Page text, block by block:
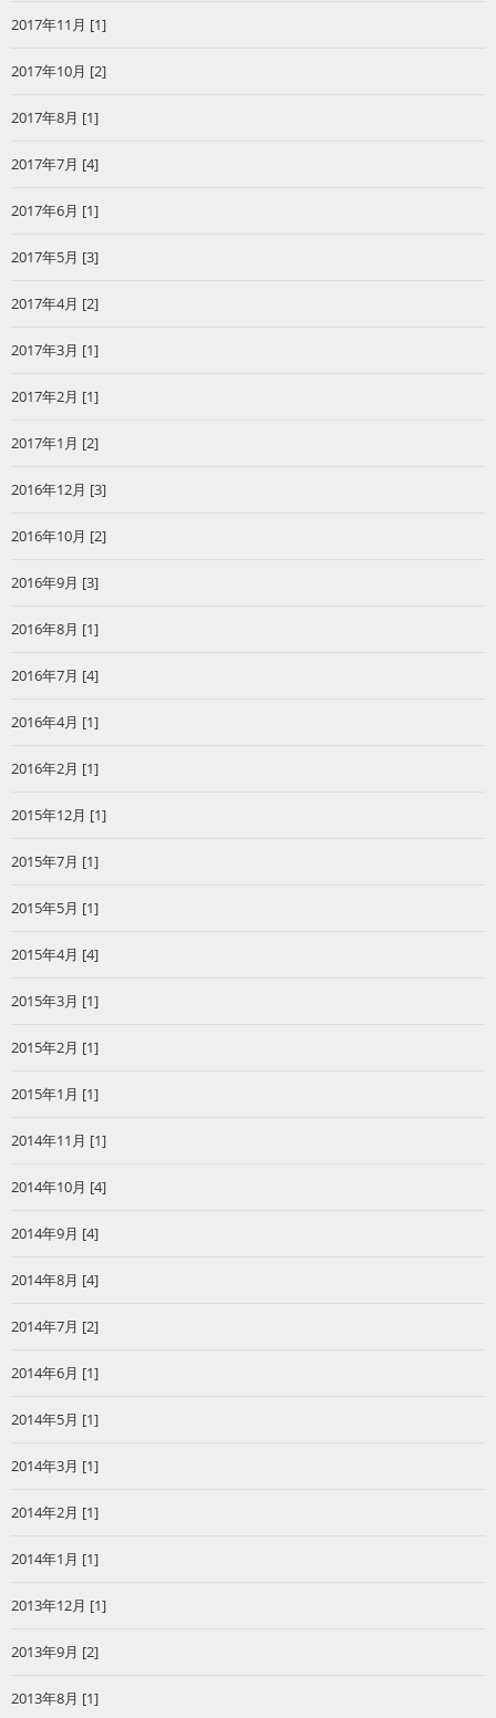
2017年11月 [1]
2017年10月 [2]
2017年8月 [1]
2017年7月 [4]
2017年6月 [1]
2017年5月 [3]
2017年4月 [2]
2017年3月 [1]
2017年2月 [1]
2017年1月 [2]
2016年12月 [3]
2016年10月 [2]
2016年9月 [3]
2016年8月 [1]
2016年7月 [4]
2016年4月 [1]
2016年2月 [1]
2015年12月 [1]
2015年7月 [1]
2015年5月 [1]
2015年4月 [4]
2015年3月 [1]
2015年2月 [1]
2015年1月 [1]
2014年11月 [1]
2014年10月 [4]
2014年9月 [4]
2014年8月 [4]
2014年7月 [2]
2014年6月 [1]
2014年5月 [1]
2014年3月 [1]
2014年2月 [1]
2014年1月 [1]
2013年12月 [1]
2013年9月 [2]
2013年8月 [1]